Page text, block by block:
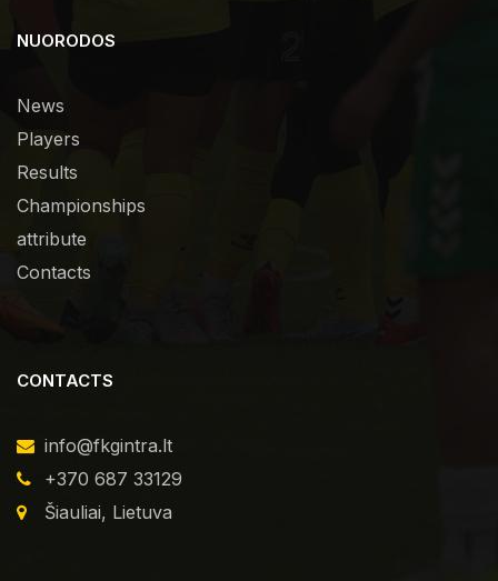
NUORODOS
News
Players
Results
Championships
attribute
Contacts
CONTACTS
info@fkgintra.lt
+370 687 33129
Šiauliai, Lietuva